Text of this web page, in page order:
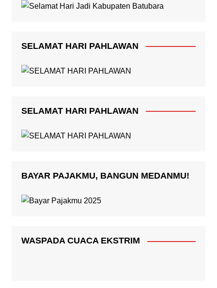
SELAMAT HARI PAHLAWAN
SELAMAT HARI PAHLAWAN
BAYAR PAJAKMU, BANGUN MEDANMU!
WASPADA CUACA EKSTRIM